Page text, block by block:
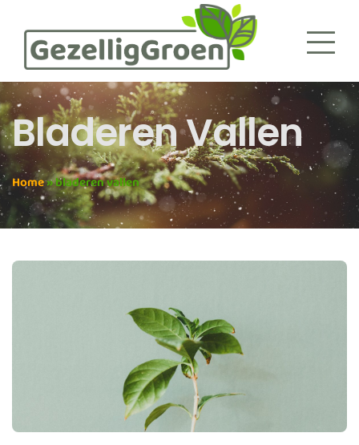
Bladeren Vallen
Home»bladeren vallen